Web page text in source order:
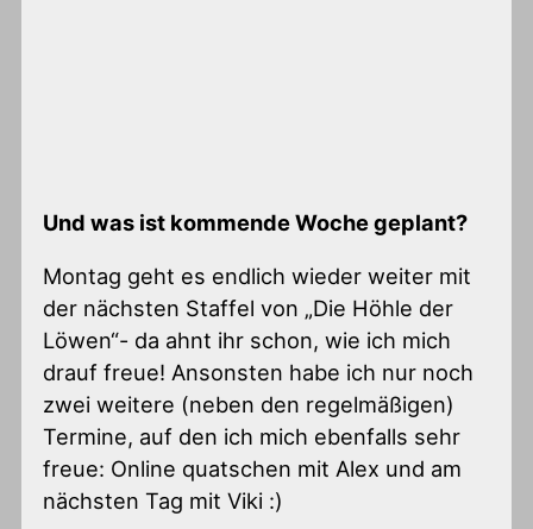
Und was ist kommende Woche geplant?
Montag geht es endlich wieder weiter mit
der nächsten Staffel von „Die Höhle der
Löwen“- da ahnt ihr schon, wie ich mich
drauf freue! Ansonsten habe ich nur noch
zwei weitere (neben den regelmäßigen)
Termine, auf den ich mich ebenfalls sehr
freue: Online quatschen mit Alex und am
nächsten Tag mit Viki :)